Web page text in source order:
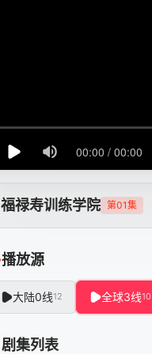
福禄寿训练学院 第01集
播放源
大陆0线12 全球3线10
剧集列表